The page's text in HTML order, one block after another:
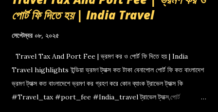
পোর্ট ফি দিতে হয় | India Travel
সেপ্টেম্বর ০৮, ২০২৫
Travel Tax And Port Fee | ভ্রমণ কর ও পোর্ট ফি দিতে হয় | India
Travel highlights ইন্ডিয়া ভ্রমণ ট্যাক্স কত টাকা বেনাপোল পোর্ট ফি কত বাংলাদেশ
ভ্রমণ ট্যাক্স কত বাংলাদেশে ভ্রমণ কর গ্রহণ করে কোন ব্যাংক ট্রাভেল ট্যাক্স কি
#Travel_tax #port_fee #India_travel ট্রাভেল ট্যাক্স,পোর্ট